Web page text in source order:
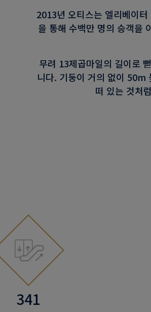
2013년 오티스는 엘리베이
을 통해 수백만 명의 승객을
무려 13제곱마일의 길이로
니다. 기둥이 거의 없이 50m
떠 있는 것처
341